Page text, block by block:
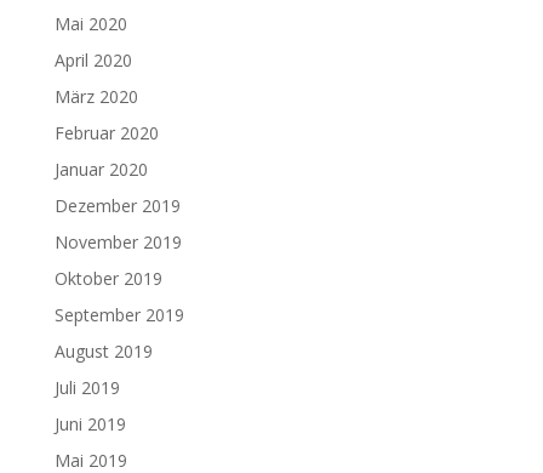
Mai 2020
April 2020
März 2020
Februar 2020
Januar 2020
Dezember 2019
November 2019
Oktober 2019
September 2019
August 2019
Juli 2019
Juni 2019
Mai 2019